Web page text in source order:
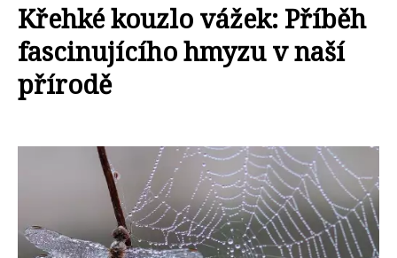
Křehké kouzlo vážek: Příběh
fascinujícího hmyzu v naší
přírodě